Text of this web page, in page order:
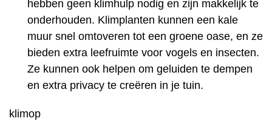
hebben geen klimhulp nodig en zijn makkelijk te
onderhouden. Klimplanten kunnen een kale
muur snel omtoveren tot een groene oase, en ze
bieden extra leefruimte voor vogels en insecten.
Ze kunnen ook helpen om geluiden te dempen
en extra privacy te creëren in je tuin.
klimop